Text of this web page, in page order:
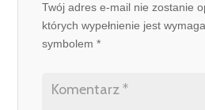
Twój adres e-mail nie zostanie
których wypełnienie jest
symbolem *